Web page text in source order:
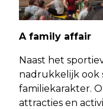
A family affair
Naast het
nadrukkelijk ook
familiekarakter.
attracties en